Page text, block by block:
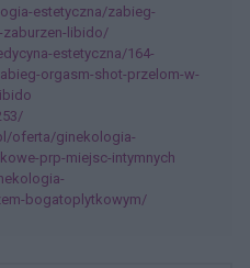
estetyczna/zabieg-
zaburzen-libido/
estetyczna/164-
orgasm-shot-przelom-w-
oferta/ginekologia-
prp-miejsc-intymnych
bogatoplytkowym/